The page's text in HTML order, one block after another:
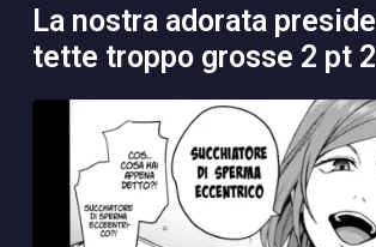
la nostra adorata presidente ha le
tette troppo grosse 2 pt 2